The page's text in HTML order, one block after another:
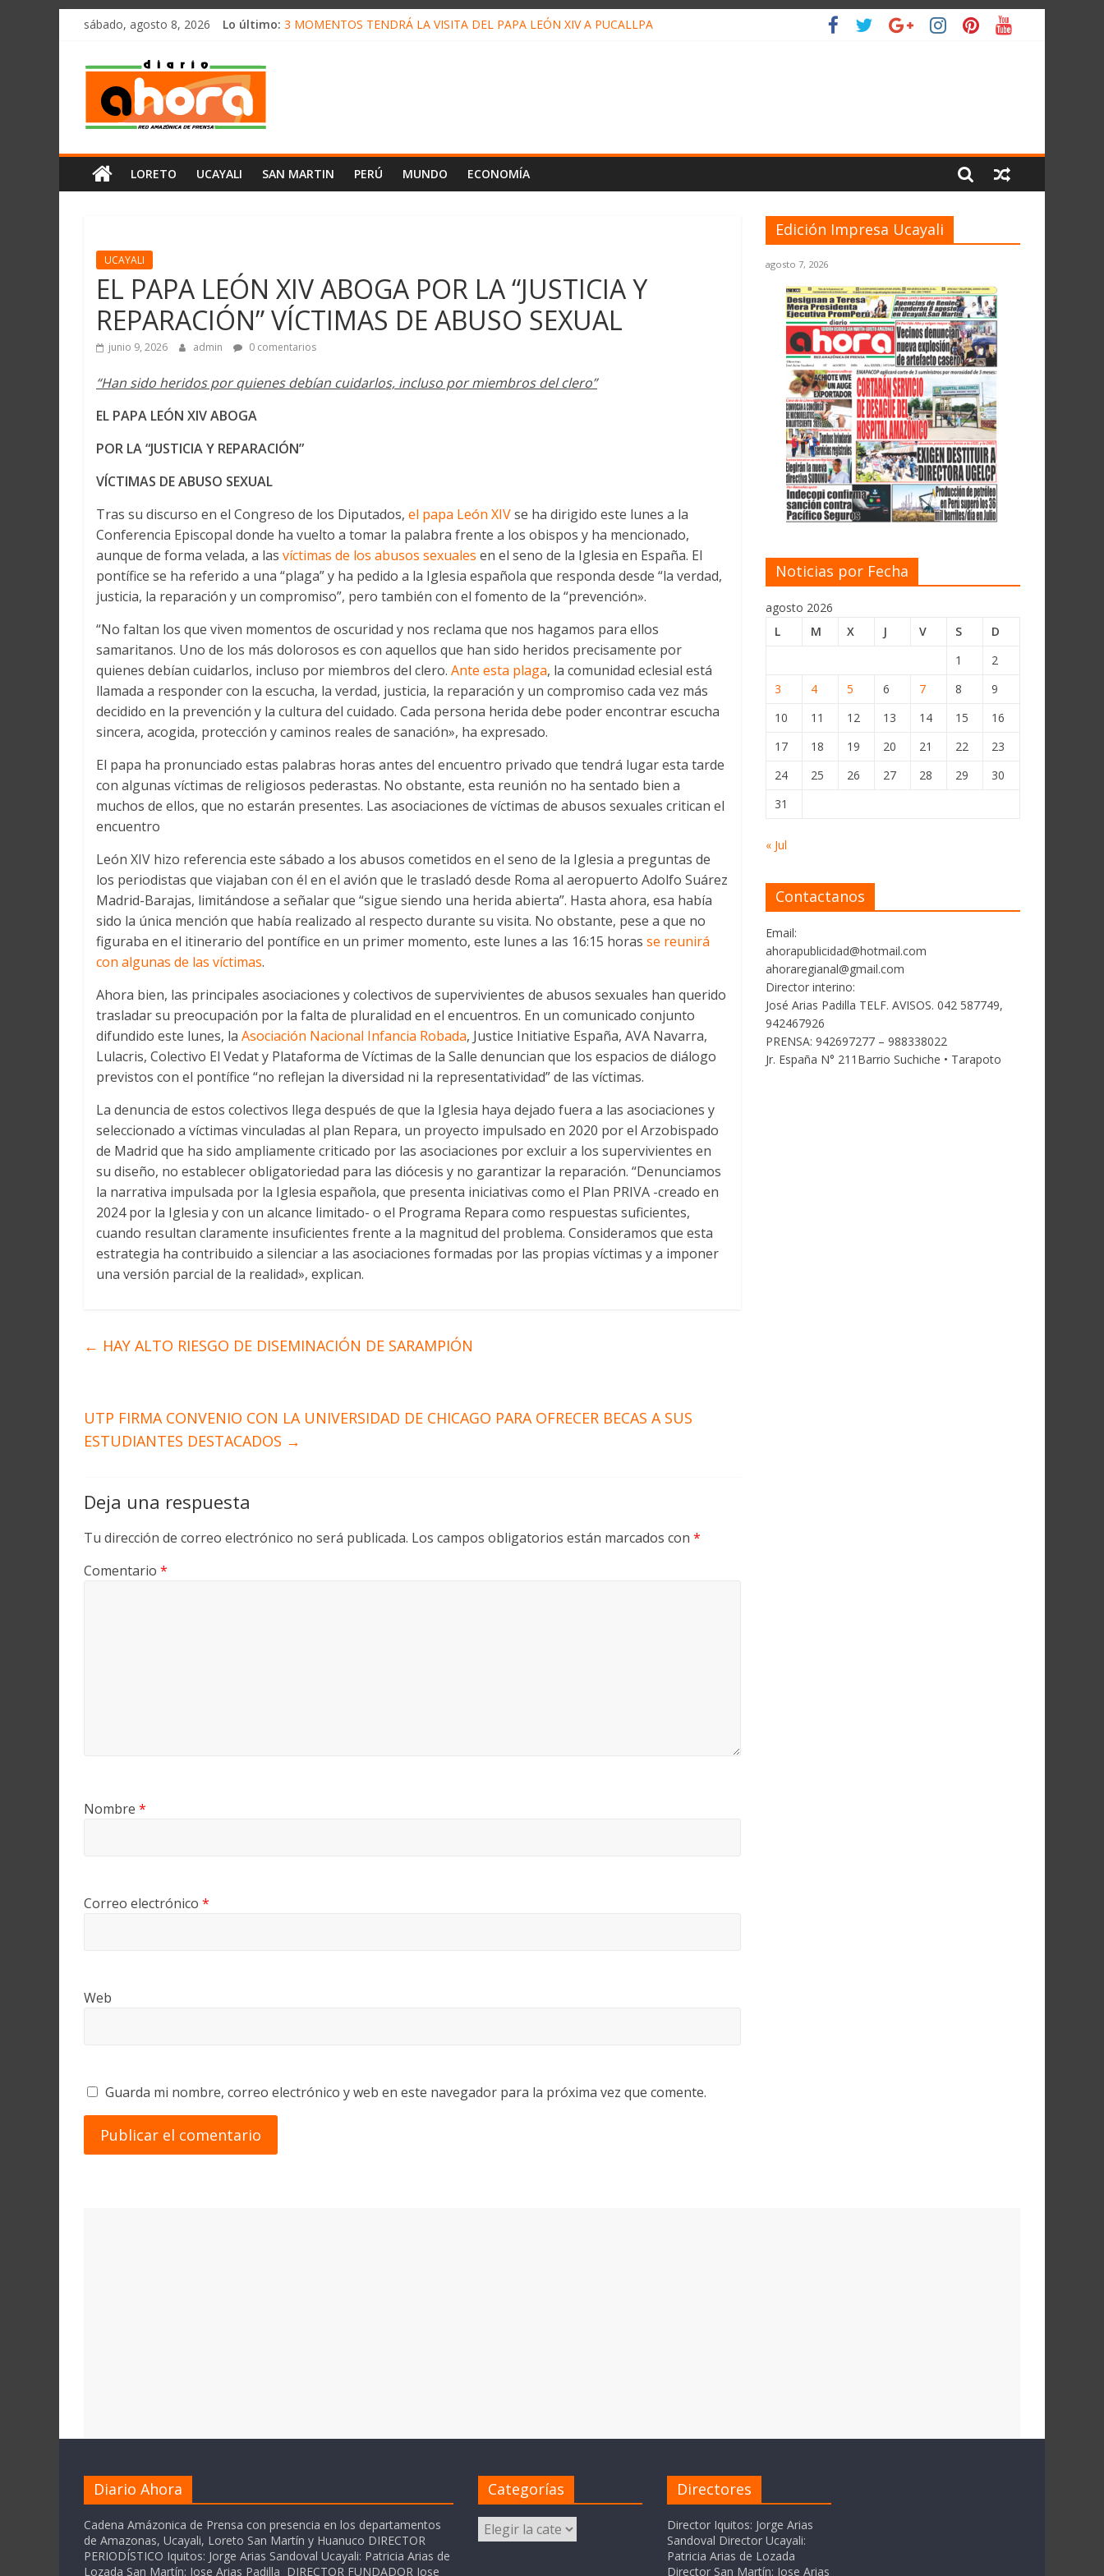
олимп казино
Saltarsábado, agosto 8, 2026 Lo último: 3 MOMENTOS TENDRÁ LA VISITA DEL PAPA LEÓN XIV A PUCALLPA
Diario
Ahora
Cadena
Amazónica
de
del
Perú,
Mundo
Ucayali,
San
Loreto
LORETO UCAYALI SAN MARTIN PERÚ MUNDO ECONOMÍA
UCAYALI
EL PAPA LEÓN XIV ABOGA POR LA “JUSTICIA Y
REPARACIÓN” VÍCTIMAS DE ABUSO SEXUAL
junio 9, 2026 admin 0 comentarios
“Han sido heridos por quienes debían cuidarlos, incluso por miembros del clero”
EL PAPA LEÓN XIV ABOGA
POR LA “JUSTICIA Y REPARACIÓN”
VÍCTIMAS DE ABUSO SEXUAL
Tras su discurso en el Congreso de los Diputados, el papa León XIVse ha dirigido este lunes a la
Conferencia Episcopal donde ha vuelto a tomar la palabra frente a los obispos y ha mencionado,
aunque de forma velada, a las víctimas de los abusos sexuales en el seno de la Iglesia en España. El
pontífice se ha referido a una “plaga” y ha pedido a la Iglesia española que responda desde “la verdad,
justicia, la reparación y un compromiso”, pero también con el fomento de la “prevención».
“No faltan los que viven momentos de oscuridad y nos reclama que nos hagamos para ellos
samaritanos. Uno de los más dolorosos es con aquellos que han sido heridos precisamente por
quienes debían cuidarlos, incluso por miembros del clero. Ante esta plaga, la comunidad eclesial está
llamada a responder con la escucha, la verdad, justicia, la reparación y un compromiso cada vez más
decidido en la prevención y la cultura del cuidado. Cada persona herida debe poder encontrar escucha
sincera, acogida, protección y caminos reales de sanación», ha expresado.
El papa ha pronunciado estas palabras horas antes del encuentro privado que tendrá lugar esta tarde
con algunas víctimas de religiosos pederastas. No obstante, esta reunión no ha sentado bien a
muchos de ellos, que no estarán presentes. Las asociaciones de víctimas de abusos sexuales critican el
encuentro
León XIV hizo referencia este sábado a los abusos cometidos en el seno de la Iglesia a preguntas de
los periodistas que viajaban con él en el avión que le trasladó desde Roma al aeropuerto Adolfo Suárez
Madrid-Barajas, limitándose a señalar que “sigue siendo una herida abierta”. Hasta ahora, esa había
sido la única mención que había realizado al respecto durante su visita. No obstante, pese a que no
figuraba en el itinerario del pontífice en un primer momento, este lunes a las 16:15 horas se reunirá
con algunas de las víctimas.
Ahora bien, las principales asociaciones y colectivos de supervivientes de abusos sexuales han querido
trasladar su preocupación por la falta de pluralidad en el encuentros. En un comunicado conjunto
difundido este lunes, la Asociación Nacional Infancia Robada, Justice Initiative España, AVA Navarra,
Lulacris, Colectivo El Vedat y Plataforma de Víctimas de la Salle denuncian que los espacios de diálogo
previstos con el pontífice “no reflejan la diversidad ni la representatividad” de las víctimas.
La denuncia de estos colectivos llega después de que la Iglesia haya dejado fuera a las asociaciones y
seleccionado a víctimas vinculadas al plan Repara, un proyecto impulsado en 2020 por el Arzobispado
de Madrid que ha sido ampliamente criticado por las asociaciones por excluir a los supervivientes en
su diseño, no establecer obligatoriedad para las diócesis y no garantizar la reparación. “Denunciamos
la narrativa impulsada por la Iglesia española, que presenta iniciativas como el Plan PRIVA -creado en
2024 por la Iglesia y con un alcance limitado- o el Programa Repara como respuestas suficientes,
cuando resultan claramente insuficientes frente a la magnitud del problema. Consideramos que esta
estrategia ha contribuido a silenciar a las asociaciones formadas por las propias víctimas y a imponer
una versión parcial de la realidad», explican.
← HAY ALTO RIESGO DE DISEMINACIÓN DE SARAMPIÓN
UTP FIRMA CONVENIO CON LA UNIVERSIDAD DE CHICAGO PARA OFRECER BECAS A SUS
ESTUDIANTES DESTACADOS →
Deja una respuesta
Tu dirección de correo electrónico no será publicada. Los campos obligatorios están marcados con *
Comentario *
Nombre *
Correo electrónico *
Web
Guarda mi nombre, correo electrónico y web en este navegador para la próxima vez que comente.
Edición Impresa Ucayali
agosto 7, 2026
Noticias por Fecha
agosto 2026
L
M X J V S
D
1
2
3
4 5 6 7 8
9
10
11 12 13 14 15
16
17
18 19 20 21 22
23
24
25 26 27 28 29
30
31
« Jul
Contactanos
Email:
ahorapublicidad@hotmail.com
ahoraregianal@gmail.com
Director interino:
José Arias Padilla TELF. AVISOS. 042 587749,
942467926
PRENSA: 942697277 – 988338022
Jr. España N° 211Barrio Suchiche • Tarapoto
Diario Ahora
Cadena Amázonica de Prensa con presencia en los departamentos
de Amazonas, Ucayali, Loreto San Martín y Huanuco DIRECTOR
PERIODÍSTICO Iquitos: Jorge Arias Sandoval Ucayali: Patricia Arias de
Lozada San Martín: Jose Arias Padilla DIRECTOR FUNDADOR Jose
Categorías
Categorías
Directores
Director Iquitos: Jorge Arias
Sandoval Director Ucayali:
Patricia Arias de Lozada
Director San Martín: Jose Arias